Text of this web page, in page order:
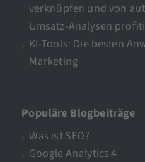
verknüpfen und von
Umsatz-Analysen
KI-Tools: Die besten
Marketing
Populäre Blogbeiträge
Was ist SEO?
Google Analytics 4